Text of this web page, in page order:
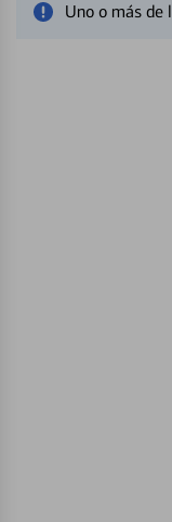
Uno o más